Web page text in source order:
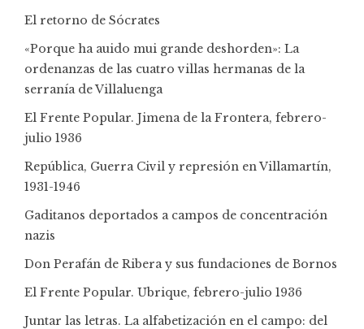
El retorno de Sócrates
«Porque ha auido mui grande deshorden»: La
ordenanzas de las cuatro villas hermanas de la
serranía de Villaluenga
El Frente Popular. Jimena de la Frontera, febrero-
julio 1936
República, Guerra Civil y represión en Villamartín,
1931-1946
Gaditanos deportados a campos de concentración
nazis
Don Perafán de Ribera y sus fundaciones de Bornos
El Frente Popular. Ubrique, febrero-julio 1936
Juntar las letras. La alfabetización en el campo: del